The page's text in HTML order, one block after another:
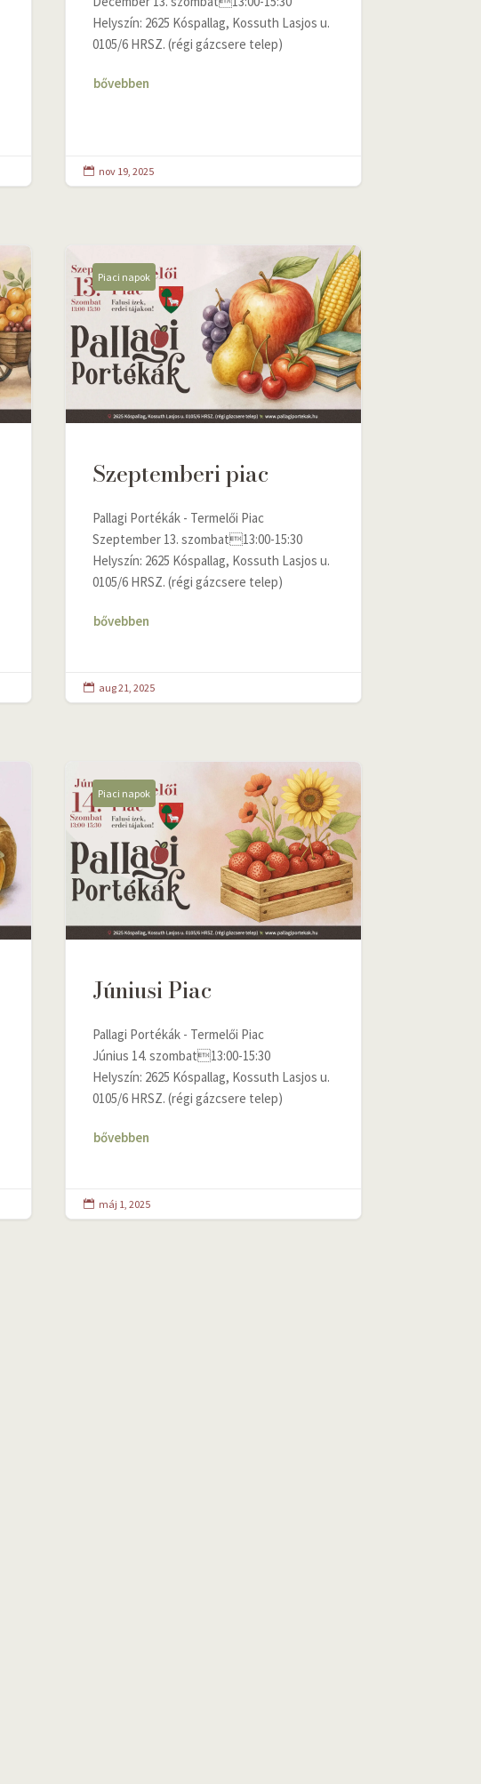
Helyszín: 2625 Kóspallag, Kossuth Lasjos u.
0105/6 HRSZ. (régi gázcsere telep)
bővebben
 nov 19, 2025
Piaci napok
Szeptemberi piac
Pallagi Portékák - Termelői Piac
Szeptember 13. szombat13:00-15:30
Helyszín: 2625 Kóspallag, Kossuth Lasjos u.
0105/6 HRSZ. (régi gázcsere telep)
bővebben
 aug 21, 2025
Piaci napok
Júniusi Piac
Pallagi Portékák - Termelői Piac
Június 14. szombat13:00-15:30
Helyszín: 2625 Kóspallag, Kossuth Lasjos u.
0105/6 HRSZ. (régi gázcsere telep)
bővebben
 máj 1, 2025